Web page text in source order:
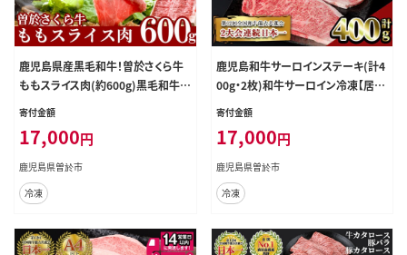
鹿児島県産黒毛和牛！曽於さくら牛
ももスライス肉(約600g)黒毛和牛モ
モ肉スライス【福永産業】A17-v01
寄付金額
17,000円
鹿児島県曽於市
冷凍
鹿児島和牛サーロインステーキ(計4
00g・2枚)和牛サーロイン冷凍【居食
肉】A448-v02
寄付金額
17,000円
鹿児島県曽於市
冷凍